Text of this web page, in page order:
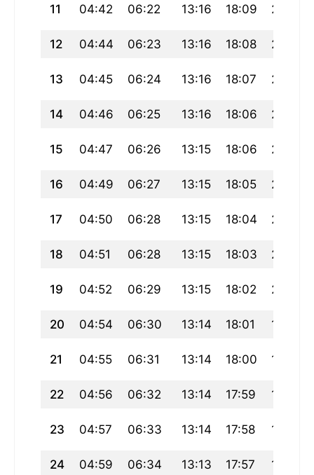
11 04:42 06:22 13:16 18:09 20:10
12 04:44 06:23 13:16 18:08 20:09
13 04:45 06:24 13:16 18:07 20:08
14 04:46 06:25 13:16 18:06 20:06
15 04:47 06:26 13:15 18:06 20:05
16 04:49 06:27 13:15 18:05 20:04
17 04:50 06:28 13:15 18:04 20:02
18 04:51 06:28 13:15 18:03 20:01
19 04:52 06:29 13:15 18:02 20:00
20 04:54 06:30 13:14 18:01 19:58
21 04:55 06:31 13:14 18:00 19:57
22 04:56 06:32 13:14 17:59 19:56
23 04:57 06:33 13:14 17:58 19:54
24 04:59 06:34 13:13 17:57 19:53